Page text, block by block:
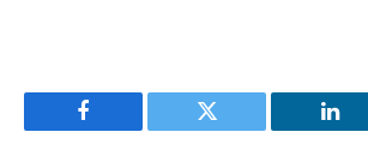
Facebook Twitter